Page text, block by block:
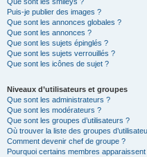
Puis-je publier des images ?
Que sont les annonces globales ?
Que sont les annonces ?
Que sont les sujets épinglés ?
Que sont les sujets verrouillés ?
Que sont les icônes de sujet ?
Niveaux d’utilisateurs et groupes
Que sont les administrateurs ?
Que sont les modérateurs ?
Que sont les groupes d’utilisateurs ?
Où trouver la liste des groupes
Comment devenir chef de groupe ?
Pourquoi certains membres